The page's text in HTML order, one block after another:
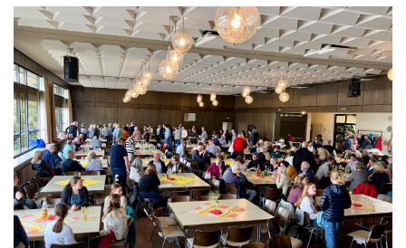
Kontakt